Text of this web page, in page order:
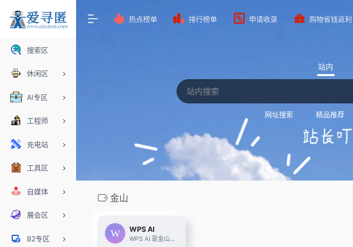
搜索区
休闲区
AI专区
工程师
充电站
工具区
自媒体
展会区
B2专区
热点榜单 排行榜单 申请收录 购物省钱返利
站内
网址搜索 精品推荐
金山
WPS AI
WPS AI 是金山办公旗下具备大语言模型能力的人工智能应用，提供智能文档写作、长文阅读处理与人机交互等能力，与 WPS办公结合有自动生成 PPT、表格分析处理、文章改写续写、翻译等功能，助力智能办公，提升用户体验。